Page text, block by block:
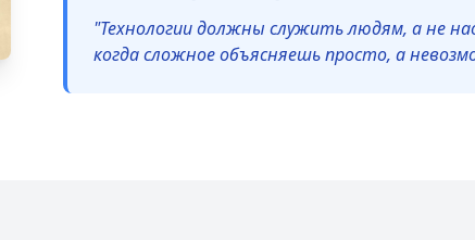
"Технологии должны служить людям, а не
когда сложное объясняешь просто, а